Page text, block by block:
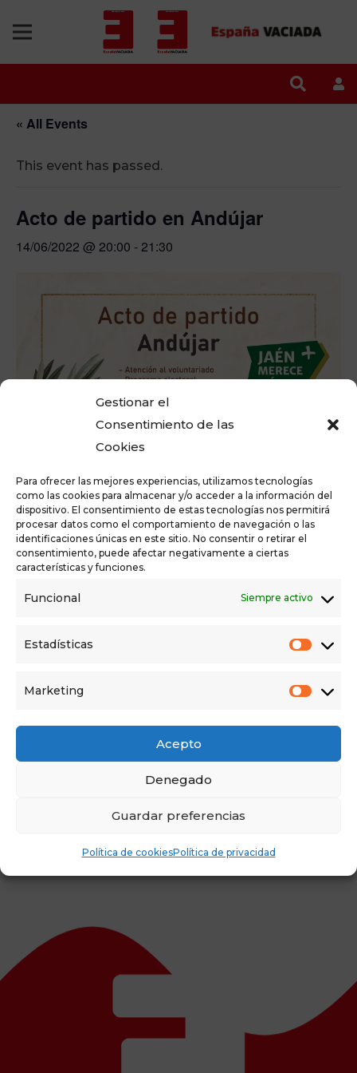
Gestionar el
Consentimiento de las
Cookies
Para ofrecer las mejores experiencias, utilizamos tecnologías
como las cookies para almacenar y/o acceder a la información del
dispositivo. El consentimiento de estas tecnologías nos permitirá
procesar datos como el comportamiento de navegación o las
identificaciones únicas en este sitio. No consentir o retirar el
consentimiento, puede afectar negativamente a ciertas
características y funciones.
Funcional Siempre activo
Estadísticas
Marketing
Acepto
Denegado
Guardar preferencias
Política de cookiesPolítica de privacidad
« All Events
This event has passed.
Acto de partido en Andújar
14/06/2022 @ 20:00 -21:30
Acto de partido de JAÉN MERECE MÁS en Andújar.
Martes 14 de junio, 20.30 en C/ Ollerías.
+ Añadir a Google Calendar
DETAILS
14/06/2022